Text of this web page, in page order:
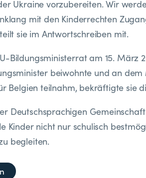
Ukraine vorzubereiten. Wir
mit den Kinderrechten
sie im Antwortschreiben mit.
Bildungsministerrat am 15. März
beiwohnte und an
Belgien teilnahm, bekräftigte sie
Deutschsprachigen
Kinder nicht nur schulisch
begleiten.